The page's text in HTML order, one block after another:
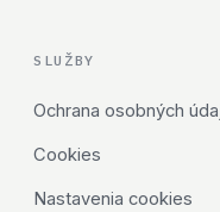
SLUŽBY
Ochrana osobných
Cookies
Nastavenia cookies